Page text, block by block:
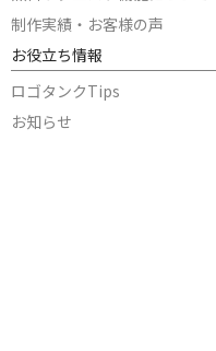
制作実績・お客様の声
お役立ち情報
ロゴタンクTips
お知らせ